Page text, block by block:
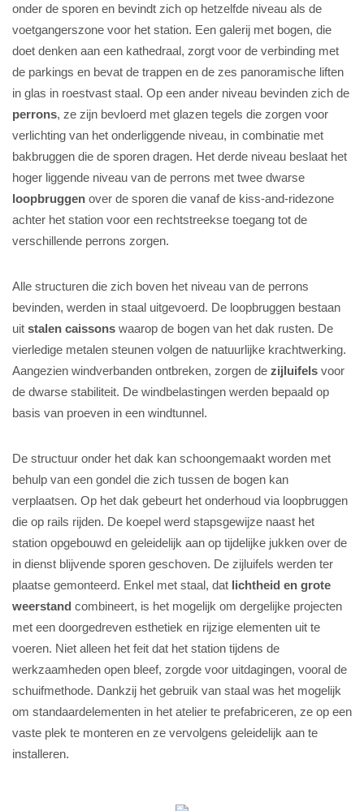
onder de sporen en bevindt zich op hetzelfde niveau als de
voetgangerszone voor het station. Een galerij met bogen, die
doet denken aan een kathedraal, zorgt voor de verbinding met
de parkings en bevat de trappen en de zes panoramische liften
in glas in roestvast staal. Op een ander niveau bevinden zich de
perrons, ze zijn bevloerd met glazen tegels die zorgen voor
verlichting van het onderliggende niveau, in combinatie met
bakbruggen die de sporen dragen. Het derde niveau beslaat het
hoger liggende niveau van de perrons met twee dwarse
loopbruggen over de sporen die vanaf de kiss-and-ridezone
achter het station voor een rechtstreekse toegang tot de
verschillende perrons zorgen.
Alle structuren die zich boven het niveau van de perrons
bevinden, werden in staal uitgevoerd. De loopbruggen bestaan
uit stalen caissons waarop de bogen van het dak rusten. De
vierledige metalen steunen volgen de natuurlijke krachtwerking.
Aangezien windverbanden ontbreken, zorgen de zijluifels voor
de dwarse stabiliteit. De windbelastingen werden bepaald op
basis van proeven in een windtunnel.
De structuur onder het dak kan schoongemaakt worden met
behulp van een gondel die zich tussen de bogen kan
verplaatsen. Op het dak gebeurt het onderhoud via loopbruggen
die op rails rijden. De koepel werd stapsgewijze naast het
station opgebouwd en geleidelijk aan op tijdelijke jukken over de
in dienst blijvende sporen geschoven. De zijluifels werden ter
plaatse gemonteerd. Enkel met staal, dat lichtheid en grote
weerstand combineert, is het mogelijk om dergelijke projecten
met een doorgedreven esthetiek en rijzige elementen uit te
voeren. Niet alleen het feit dat het station tijdens de
werkzaamheden open bleef, zorgde voor uitdagingen, vooral de
schuifmethode. Dankzij het gebruik van staal was het mogelijk
om standaardelementen in het atelier te prefabriceren, ze op een
vaste plek te monteren en ze vervolgens geleidelijk aan te
installeren.